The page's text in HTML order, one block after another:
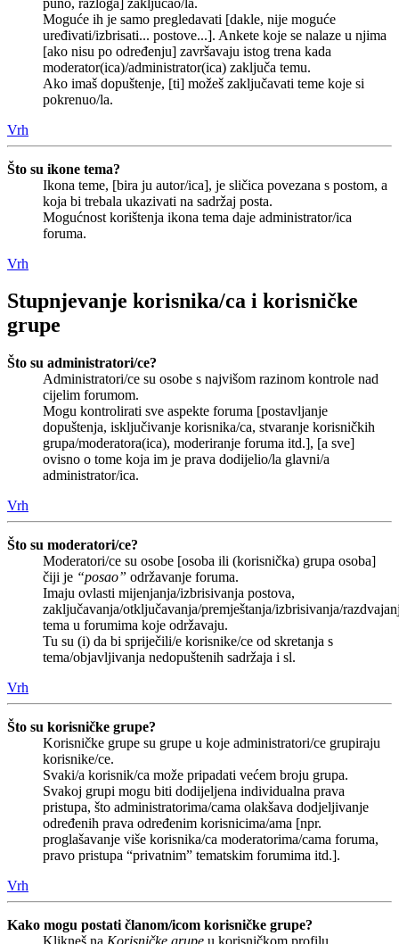
Moguće ih je samo pregledavati [dakle, nije moguće
uređivati/izbrisati... postove...]. Ankete koje se nalaze u njima
[ako nisu po određenju] završavaju istog trena kada
moderator(ica)/administrator(ica) zaključa temu.
Ako imaš dopuštenje, [ti] možeš zaključavati teme koje si
pokrenuo/la.
Vrh
Što su ikone tema?
Ikona teme, [bira ju autor/ica], je sličica povezana s postom, a
koja bi trebala ukazivati na sadržaj posta.
Mogućnost korištenja ikona tema daje administrator/ica
foruma.
Vrh
Stupnjevanje korisnika/ca i korisničke
grupe
Što su administratori/ce?
Administratori/ce su osobe s najvišom razinom kontrole nad
cijelim forumom.
Mogu kontrolirati sve aspekte foruma [postavljanje
dopuštenja, isključivanje korisnika/ca, stvaranje korisničkih
grupa/moderatora(ica), moderiranje foruma itd.], [a sve]
ovisno o tome koja im je prava dodijelio/la glavni/a
administrator/ica.
Vrh
Što su moderatori/ce?
Moderatori/ce su osobe [osoba ili (korisnička) grupa osoba]
čiji je “posao” održavanje foruma.
Imaju ovlasti mijenjanja/izbrisivanja postova,
zaključavanja/otključavanja/premještanja/izbrisivanja/
tema u forumima koje održavaju.
Tu su (i) da bi spriječili/e korisnike/ce od skretanja s
tema/objavljivanja nedopuštenih sadržaja i sl.
Vrh
Što su korisničke grupe?
Korisničke grupe su grupe u koje administratori/ce grupiraju
korisnike/ce.
Svaki/a korisnik/ca može pripadati većem broju grupa.
Svakoj grupi mogu biti dodijeljena individualna prava
pristupa, što administratorima/cama olakšava dodjeljivanje
određenih prava određenim korisnicima/ama [npr.
proglašavanje više korisnika/ca moderatorima/cama foruma,
pravo pristupa “privatnim” tematskim forumima itd.].
Vrh
Kako mogu postati članom/icom korisničke grupe?